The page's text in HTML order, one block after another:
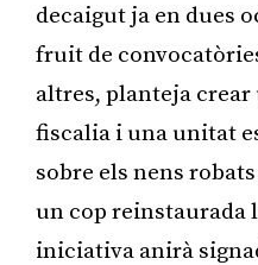
decaigut ja en dues
fruit de
altres, planteja crear
fiscalia i una unitat
sobre els nens
un cop reinstaurada
iniciativa anirà